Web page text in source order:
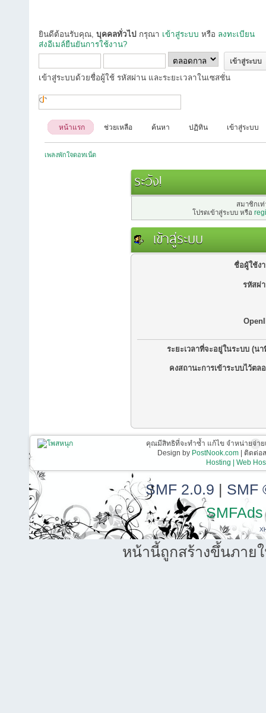
ยินดีต้อนรับคุณ, บุคคลทั่วไป กรุณา เข้าสู่ระบบ หรือ ลงทะเบียน
ส่งอีเมล์ยืนยันการใช้งาน?
เข้าสู่ระบบด้วยชื่อผู้ใช้ รหัสผ่าน และระยะเวลาในเซสชั่น
หน้าแรก ช่วยเหลือ ค้นหา ปฏิทิน เข้าสู่ระบบ
เพลงพักใจดอทเน็ต
ระวัง!
สมาชิกเ
โปรดเข้าสู่ระบบ หรือ
เข้าสู่ระบบ
ชื่อผู้ใช้ง
รหัสผ่
ระยะเวลาที่จะอยู่ในระบบ (นา
คงสถานะการเข้าระบบไว้ตล
คุณมีสิทธิที่จะทำซ้ำ แก้ไข จำหน่ายจ่า
Design by PostNook.com| ติดต่อส
Hosting | Web
SMF 2.0.9 | SMF
SMFAds
หน้านี้ถูกสร้างขึ้นภาย